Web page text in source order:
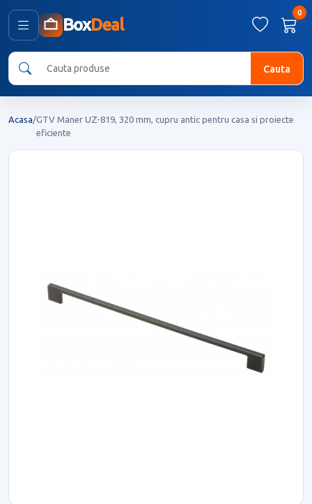
BoxDeal
0
Cauta
Acasa/GTV Maner UZ-819, 320 mm, cupru antic pentru casa si proiecte
eficiente